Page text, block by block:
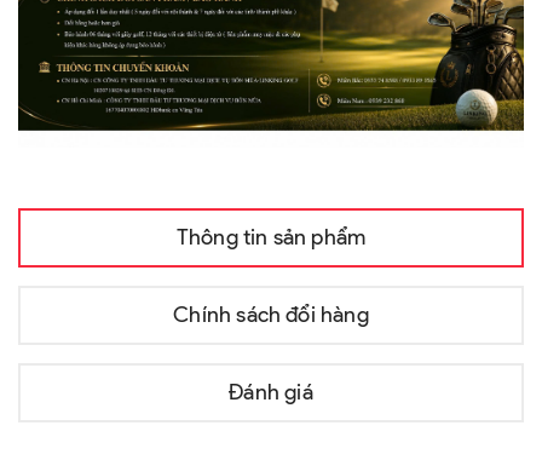
Thông tin sản phẩm
Chính sách đổi hàng
Đánh giá